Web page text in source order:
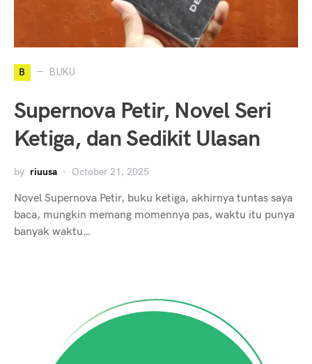
B BUKU
Supernova Petir, Novel Seri
Ketiga, dan Sedikit Ulasan
by riuusa October 21, 2025
Novel Supernova Petir, buku ketiga, akhirnya tuntas saya
baca, mungkin memang momennya pas, waktu itu punya
banyak waktu…